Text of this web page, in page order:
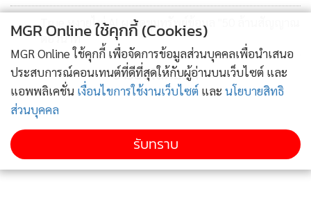
4
True หงายไพ่ AI ผงาดขุมทรัพย์ข้อมูล "50 ล้านสัญญาณ
ต่อวินาที"
ข่าวอื่นในหมวด
MGR Online ใช้คุกกี้ (Cookies)
MGR Online ใช้คุกกี้ เพื่อจัดการข้อมูลส่วนบุคคลเพื่อนำเสนอ
ประสบการณ์คอนเทนต์ที่ดีที่สุดให้กับผู้อ่านบนเว็บไซต์ และ
แอพพลิเคชั่น เงื่อนไขการใช้งานเว็บไซต์ และ นโยบายสิทธิ
ส่วนบุคคล
รับทราบ